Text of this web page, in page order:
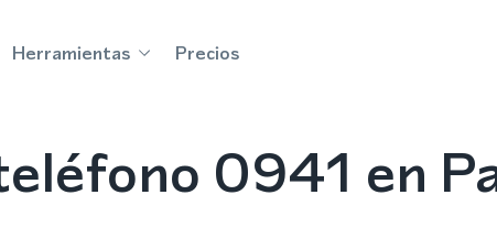
Herramientas Precios
0941 en